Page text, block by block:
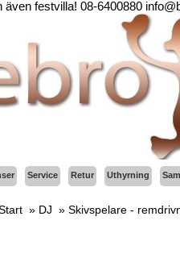
festvilla! 08-6400880
Service Retur Uthyrning
» DJ » Skivspelare -